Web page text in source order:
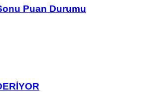
Puan Durumu